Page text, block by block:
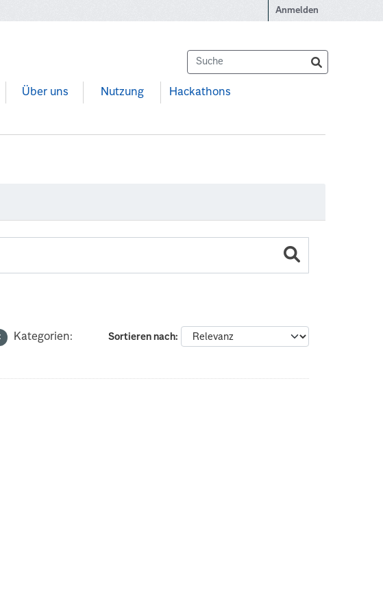
Anmelden
Über uns Nutzung Hackathons
Sortieren nach
Kategorien: